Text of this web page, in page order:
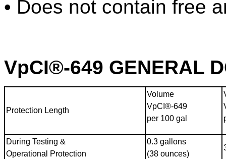
• Does not contain free
VpCI®-649 GENERAL
Protection Length
Volume
VpCI®-649
per 100 gal
During Testing &
Operational Protection
0.3 gallons
(38 ounces)